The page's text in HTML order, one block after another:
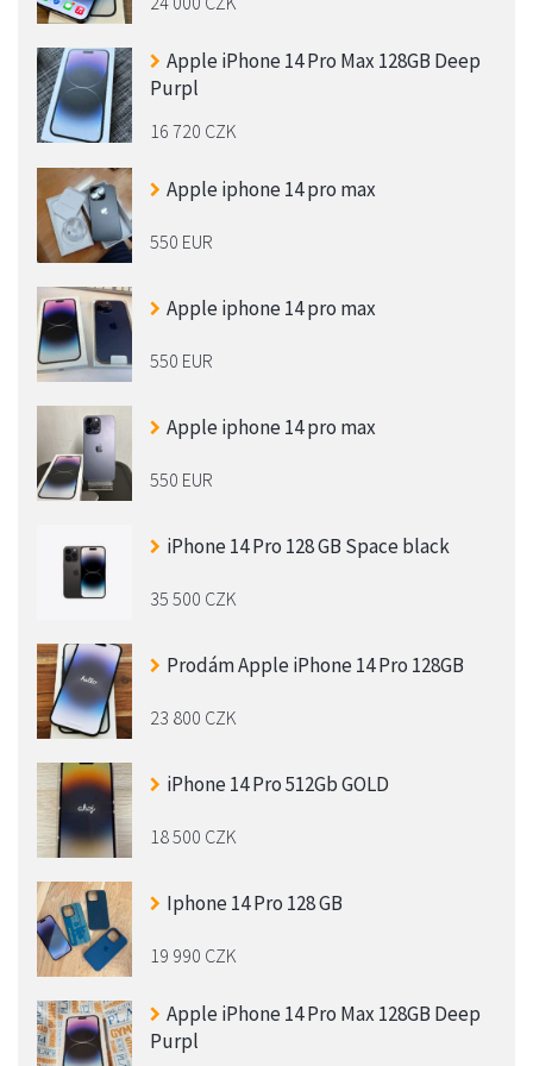
Apple iPhone 14 Pro Max 128GB Deep
Purpl
16 720 CZK
Apple iphone 14 pro max
550 EUR
Apple iphone 14 pro max
550 EUR
Apple iphone 14 pro max
550 EUR
iPhone 14 Pro 128 GB Space black
35 500 CZK
Prodám Apple iPhone 14 Pro 128GB
23 800 CZK
iPhone 14 Pro 512Gb GOLD
18 500 CZK
Iphone 14 Pro 128 GB
19 990 CZK
Apple iPhone 14 Pro Max 128GB Deep
Purpl